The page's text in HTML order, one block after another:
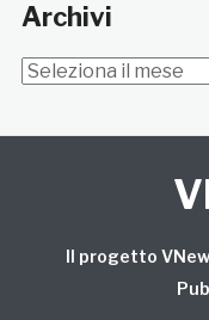
Archivi
Archivi
Il progetto